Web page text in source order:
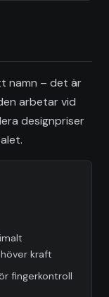
namn – det är
arbetar vid
designpriser
kraft
fingerkontroll